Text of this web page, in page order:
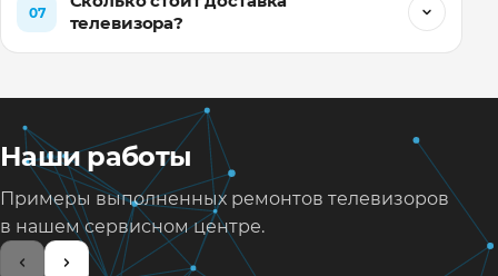
Сколько стоит доставка
телевизора?
Наши работы
Примеры выполненных ремонтов телевизоров
в нашем сервисном центре.